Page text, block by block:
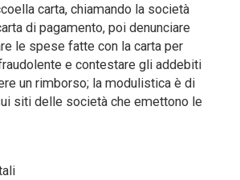
carta, chiamando la società
di pagamento, poi denunciare
le spese fatte con la carta per
e contestare gli addebiti
un rimborso; la modulistica è di
siti delle società che emettono le